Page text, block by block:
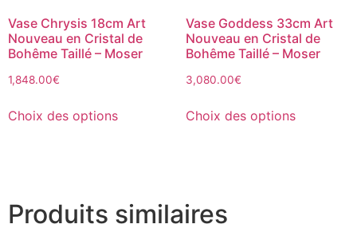
Vase Chrysis 18cm Art
Nouveau en Cristal de
Bohême Taillé – Moser
1,848.00€
Choix des options
Vase Goddess 33cm Art
Nouveau en Cristal de
Bohême Taillé – Moser
3,080.00€
Choix des options
Produits similaires